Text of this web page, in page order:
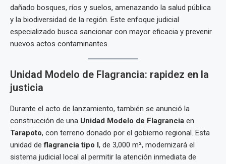
dañado bosques, ríos y suelos, amenazando la salud pública
y la biodiversidad de la región. Este enfoque judicial
especializado busca sancionar con mayor eficacia y prevenir
nuevos actos contaminantes.
Unidad Modelo de Flagrancia: rapidez en la
justicia
Durante el acto de lanzamiento, también se anunció la
construcción de una Unidad Modelo de Flagrancia en
Tarapoto, con terreno donado por el gobierno regional. Esta
unidad deflagrancia tipo I, de 3,000 m², modernizará el
sistema judicial local al permitir la atención inmediata de